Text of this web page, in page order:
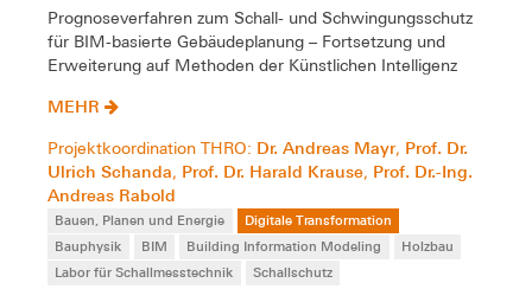
Prognoseverfahren zum Schall- und Schwingungsschutz
für BIM-basierte Gebäudeplanung – Fortsetzung und
Erweiterung auf Methoden der Künstlichen Intelligenz
MEHR
Projektkoordination THRO: Dr. Andreas Mayr, Prof. Dr.
Ulrich Schanda, Prof. Dr. Harald Krause, Prof. Dr.-Ing.
Andreas Rabold
Bauen, Planen und Energie
Digitale Transformation
Bauphysik
BIM Building Information Modeling
Holzbau
Labor für Schallmesstechnik
Schallschutz